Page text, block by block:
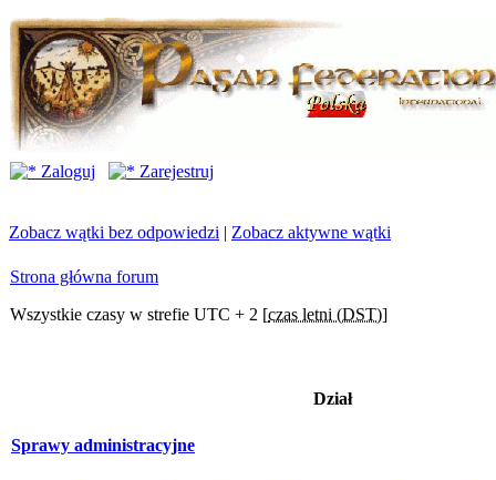
Zaloguj Zarejestruj
Zobacz wątki bez odpowiedzi | Zobacz aktywne wątki
Strona główna forum
Wszystkie czasy w strefie UTC + 2 [czas letni (DST)]
Dział
Sprawy administracyjne